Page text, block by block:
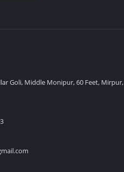
Goli, Middle Monipur, 60 Feet, Mirpur,